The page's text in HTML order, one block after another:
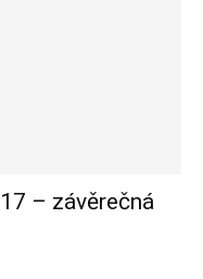
– závěrečná